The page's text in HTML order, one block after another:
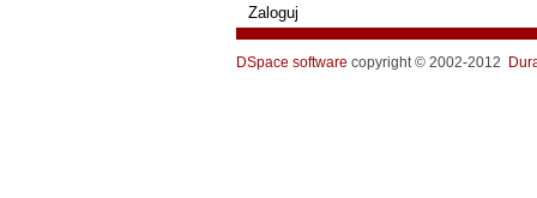
Zaloguj
DSpace software copyright © 2002-2012